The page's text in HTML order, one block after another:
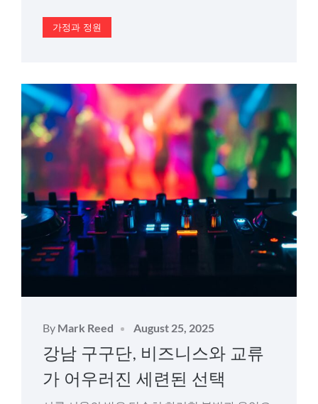
가정과 정원
By Mark Reed
Posted
on
August 25, 2025
강남 구구단, 비즈니스와 교류
가 어우러진 세련된 선택